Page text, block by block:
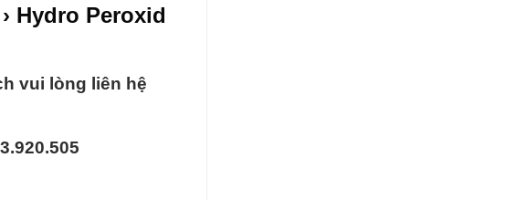
Hydro Peroxid
vui lòng liên hệ